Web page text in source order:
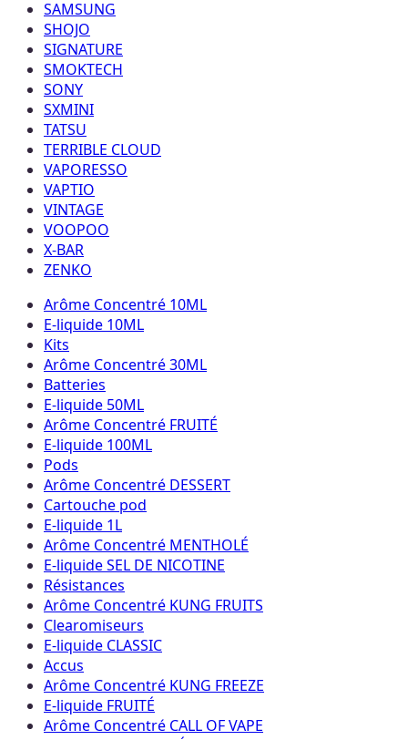
SAMSUNG
SHOJO
SIGNATURE
SMOKTECH
SONY
SXMINI
TATSU
TERRIBLE CLOUD
VAPORESSO
VAPTIO
VINTAGE
VOOPOO
X-BAR
ZENKO
Arôme Concentré 10ML
E-liquide 10ML
Kits
Arôme Concentré 30ML
Batteries
E-liquide 50ML
Arôme Concentré FRUITÉ
E-liquide 100ML
Pods
Arôme Concentré DESSERT
Cartouche pod
E-liquide 1L
Arôme Concentré MENTHOLÉ
E-liquide SEL DE NICOTINE
Résistances
Arôme Concentré KUNG FRUITS
Clearomiseurs
E-liquide CLASSIC
Accus
Arôme Concentré KUNG FREEZE
E-liquide FRUITÉ
Arôme Concentré CALL OF VAPE